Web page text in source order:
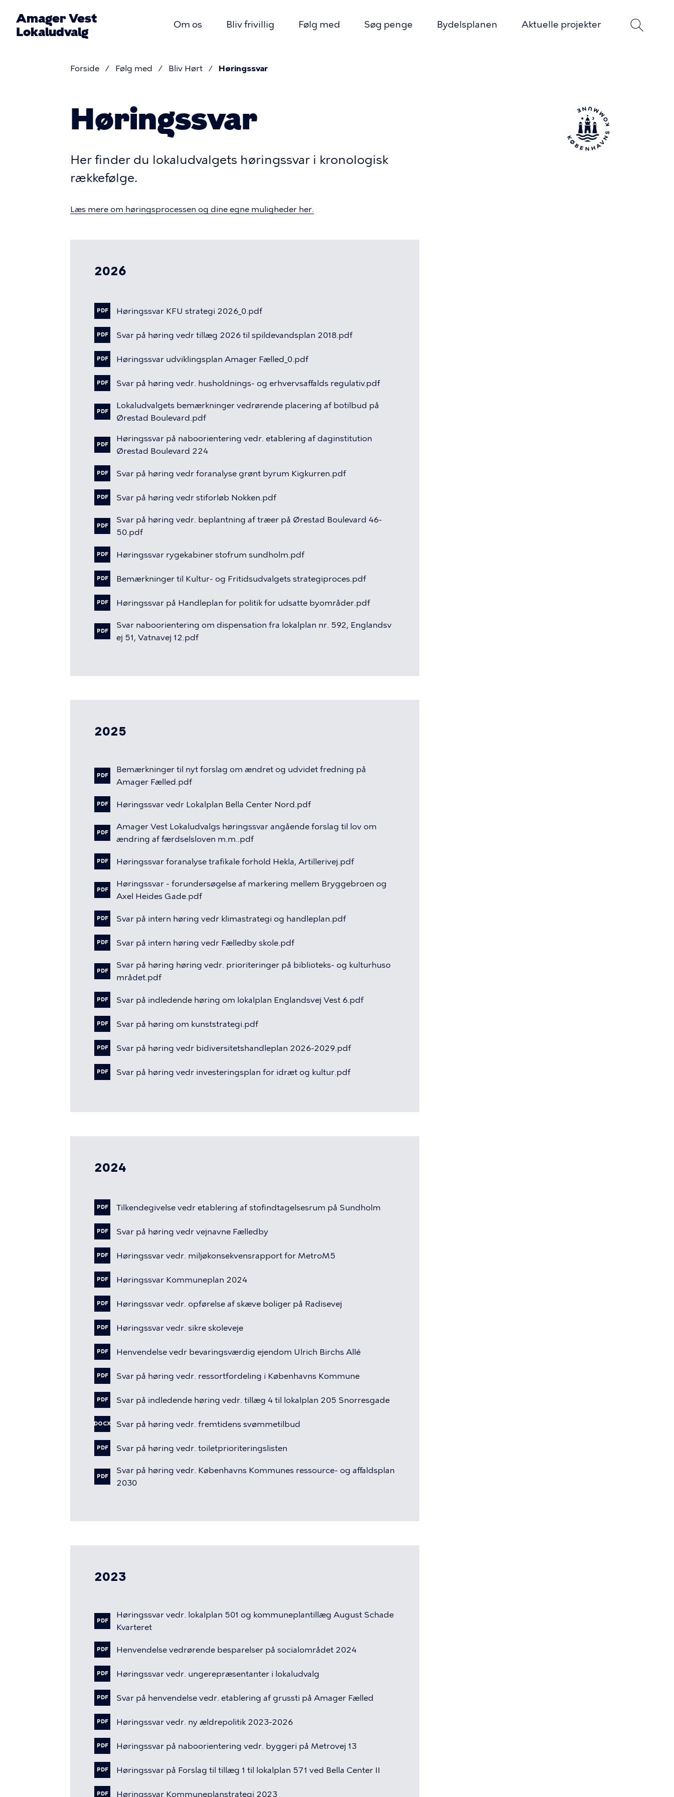
hovedindhold
Amager Vest
Lokaludvalg
Om os Bliv frivillig Følg med Søg penge Bydelsplanen Aktuelle projekter
Brødkrumme
Forside Følg med Bliv Hørt Høringssvar
Høringssvar
Her finder du lokaludvalgets høringssvar i kronologisk
rækkefølge.
Læs mere om høringsprocessen og dine egne muligheder her.
2026
PDF Høringssvar KFU strategi 2026_0.pdf
PDF Svar på høring vedr tillæg 2026 til spildevandsplan 2018.pdf
PDF Høringssvar udviklingsplan Amager Fælled_0.pdf
PDF Svar på høring vedr. husholdnings- og erhvervsaffalds regulativ.pdf
PDF
Lokaludvalgets bemærkninger vedrørende placering af botilbud på
Ørestad Boulevard.pdf
PDF
Høringssvar på naboorientering vedr. etablering af daginstitution
Ørestad Boulevard 224
PDF Svar på høring vedr foranalyse grønt byrum Kigkurren.pdf
PDF Svar på høring vedr stiforløb Nokken.pdf
PDF
Svar på høring vedr. beplantning af træer på Ørestad Boulevard 46-
50.pdf
PDF Høringssvar rygekabiner stofrum sundholm.pdf
PDF Bemærkninger til Kultur- og Fritidsudvalgets strategiproces.pdf
PDF Høringssvar på Handleplan for politik for udsatte byområder.pdf
PDF
Svar naboorientering om dispensation fra lokalplan nr. 592, Englandsv
ej 51, Vatnavej 12.pdf
2025
PDF
Bemærkninger til nyt forslag om ændret og udvidet fredning på
Amager Fælled.pdf
PDF Høringssvar vedr Lokalplan Bella Center Nord.pdf
PDF
Amager Vest Lokaludvalgs høringssvar angående forslag til lov om
ændring af færdselsloven m.m..pdf
PDF Høringssvar foranalyse trafikale forhold Hekla, Artillerivej.pdf
PDF
Høringssvar - forundersøgelse af markering mellem Bryggebroen og
Axel Heides Gade.pdf
PDF Svar på intern høring vedr klimastrategi og handleplan.pdf
PDF Svar på intern høring vedr Fælledby skole.pdf
PDF
Svar på høring høring vedr. prioriteringer på biblioteks- og kulturhuso
mrådet.pdf
PDF Svar på indledende høring om lokalplan Englandsvej Vest 6.pdf
PDF Svar på høring om kunststrategi.pdf
PDF Svar på høring vedr bidiversitetshandleplan 2026-2029.pdf
PDF Svar på høring vedr investeringsplan for idræt og kultur.pdf
2024
PDF Tilkendegivelse vedr etablering af stofindtagelsesrum på Sundholm
PDF Svar på høring vedr vejnavne Fælledby
PDF Høringssvar vedr. miljøkonsekvensrapport for MetroM5
PDF Høringssvar Kommuneplan 2024
PDF Høringssvar vedr. opførelse af skæve boliger på Radisevej
PDF Høringssvar vedr. sikre skoleveje
PDF Henvendelse vedr bevaringsværdig ejendom Ulrich Birchs Allé
PDF Svar på høring vedr. ressortfordeling i Københavns Kommune
PDF Svar på indledende høring vedr. tillæg 4 til lokalplan 205 Snorresgade
DOCX Svar på høring vedr. fremtidens svømmetilbud
PDF Svar på høring vedr. toiletprioriteringslisten
PDF
Svar på høring vedr. Københavns Kommunes ressource- og affaldsplan
2030
2023
PDF
Høringssvar vedr. lokalplan 501 og kommuneplantillæg August Schade
Kvarteret
PDF Henvendelse vedrørende besparelser på socialområdet 2024
PDF Høringssvar vedr. ungerepræsentanter i lokaludvalg
PDF Svar på henvendelse vedr. etablering af grussti på Amager Fælled
PDF Høringssvar vedr. ny ældrepolitik 2023-2026
PDF Høringssvar på naboorientering vedr. byggeri på Metrovej 13
PDF Høringssvar på Forslag til tillæg 1 til lokalplan 571 ved Bella Center II
PDF Høringssvar Kommuneplanstrategi 2023